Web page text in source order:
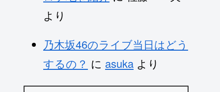
より
乃木坂46のライブ当日はどう
するの？ に asuka より